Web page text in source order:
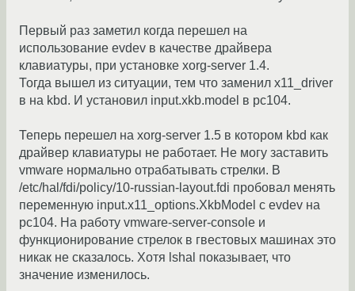
Первый раз заметил когда перешел на
использование evdev в качестве драйвера
клавиатуры, при установке xorg-server 1.4.
Тогда вышел из ситуации, тем что заменил x11_driver
в на kbd. И установил input.xkb.model в pc104.
Теперь перешел на xorg-server 1.5 в котором kbd как
драйвер клавиатуры не работает. Не могу заставить
vmware нормально отрабатывать стрелки. В
/etc/hal/fdi/policy/10-russian-layout.fdi пробовал менять
переменную input.x11_options.XkbModel с evdev на
pc104. На работу vmware-server-console и
функционирование стрелок в гвестовых машинах это
никак не сказалось. Хотя lshal показывает, что
значение изменилось.